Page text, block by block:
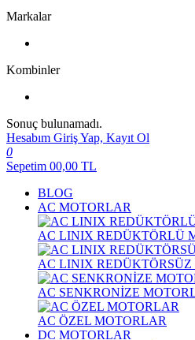
Markalar
Kombinler
Sonuç bulunamadı.
Hesabım Giriş Yap, Kayıt Ol
0
Sepetim 00,00 TL
BLOG
AC MOTORLAR
AC LINIX REDÜKTÖRLÜ
AC LINIX REDÜKTÖRSÜZ
AC SENKRONİZE
AC ÖZEL MOTORLAR
DC MOTORLAR